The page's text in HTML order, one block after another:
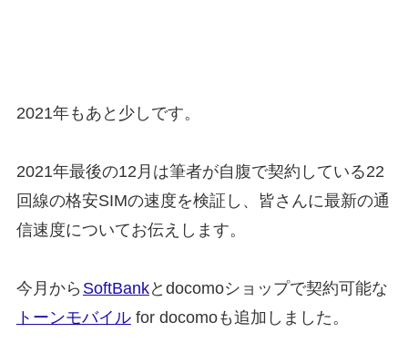
2021年もあと少しです。
2021年最後の12月は筆者が自腹で契約している22
回線の格安SIMの速度を検証し、皆さんに最新の通
信速度についてお伝えします。
今月から SoftBankとdocomoショップで契約可能な
トーンモバイルfor docomoも追加しました。